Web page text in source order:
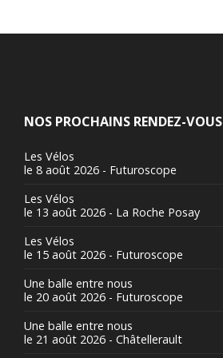
NOS PROCHAINS RENDEZ-VOUS
Les Vélos
le 8 août 2026 - Futuroscope
Les Vélos
le 13 août 2026 - La Roche Posay
Les Vélos
le 15 août 2026 - Futuroscope
Une balle entre nous
le 20 août 2026 - Futuroscope
Une balle entre nous
le 21 août 2026 - Châtellerault